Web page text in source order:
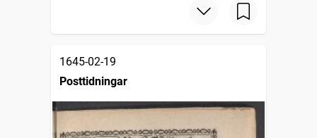
1645-02-19
Posttidningar